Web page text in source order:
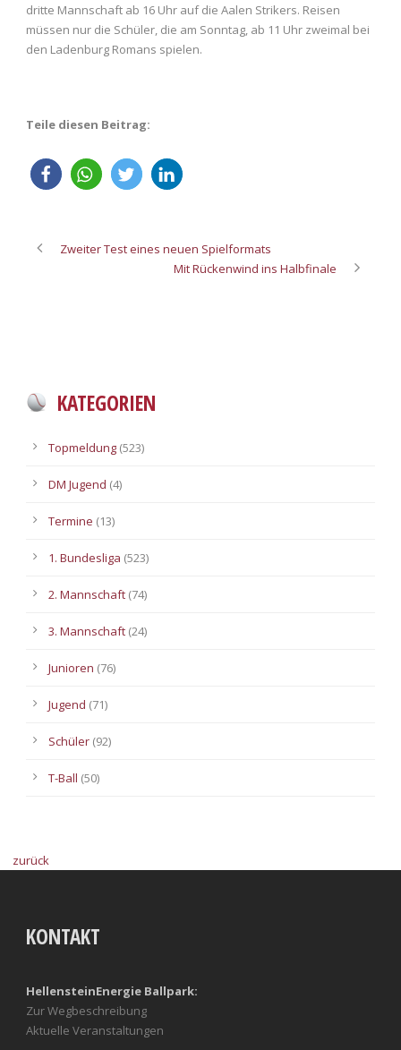
dritte Mannschaft ab 16 Uhr auf die Aalen Strikers. Reisen
müssen nur die Schüler, die am Sonntag, ab 11 Uhr zweimal bei
den Ladenburg Romans spielen.
Teile diesen Beitrag:
Zweiter Test eines neuen Spielformats
Mit Rückenwind ins Halbfinale
KATEGORIEN
Topmeldung (523)
DM Jugend (4)
Termine (13)
1. Bundesliga (523)
2. Mannschaft (74)
3. Mannschaft (24)
Junioren (76)
Jugend (71)
Schüler (92)
T-Ball (50)
zurück
KONTAKT
HellensteinEnergie Ballpark:
Zur Wegbeschreibung
Aktuelle Veranstaltungen